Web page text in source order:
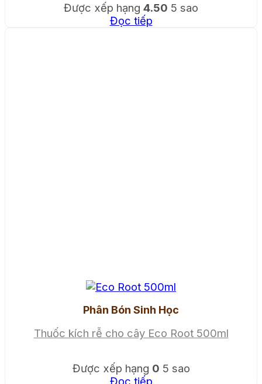
Được xếp hạng 4.50 5 sao
Đọc tiếp
Phân Bón Sinh Học
Thuốc kích rễ cho cây Eco Root 500ml
Được xếp hạng 0 5 sao
Đọc tiếp